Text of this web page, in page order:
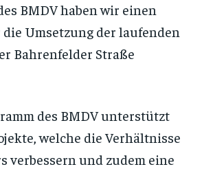
BMDV haben wir einen
Umsetzung der laufenden
Bahrenfelder Straße
des BMDV unterstützt
welche die Verhältnisse
verbessern und zudem eine